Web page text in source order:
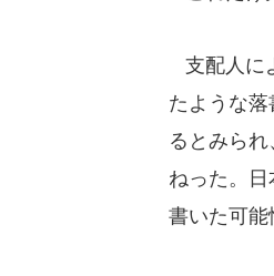
支配人に
たような
るとみら
ねった。
書いた可能